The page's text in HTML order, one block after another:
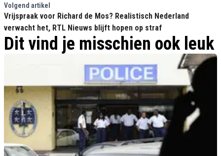
Volgend artikel
Vrijspraak voor Richard de Mos? Realistisch Nederland
verwacht het, RTL Nieuws blijft hopen op straf
Dit vind je misschien ook leuk